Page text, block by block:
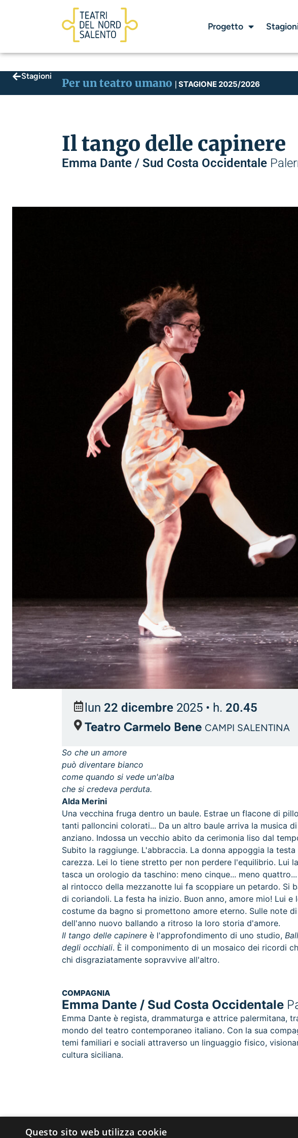
Progetto
Stagioni
Per un teatro umano | STAGIONE 2025/2026
Il tango delle capinere
Emma Dante / Sud Costa Occidentale
lun 22 dicembre 2025 • h. 20.45
Teatro Carmelo Bene CAMPI SALENTINA
So che un amore
può diventare bianco
come quando si vede un'alba
che si credeva perduta.
Alda Merini
Una vecchina fruga dentro un baule. Estrae un flacone di
tanti palloncini colorati... Da un altro baule arriva la musica
anziano. Indossa un vecchio abito da cerimonia liso dal
Subito la raggiunge. L'abbraccia. La donna appoggia la
carezza. Lei lo tiene stretto per non perdere l'equilibrio. Lui
tasca un orologio da taschino: meno cinque... meno
al rintocco della mezzanotte lui fa scoppiare un petardo. Si
di coriandoli. La festa ha inizio. Buon anno, amore mio! Lui e
costume da bagno si promettono amore eterno. Sulle note
dell'anno nuovo ballando a ritroso la loro storia d'amore.
Il tango delle capinere è l'approfondimento di uno studio,
degli occhiali. È il componimento di un mosaico dei ricordi
chi disgraziatamente sopravvive all'altro.
COMPAGNIA
Emma Dante / Sud Costa Occidentale
Emma Dante è regista, drammaturga e attrice palermitana,
mondo del teatro contemporaneo italiano. Con la sua
temi familiari e sociali attraverso un linguaggio fisico,
cultura siciliana.
Questo sito web utilizza cookie